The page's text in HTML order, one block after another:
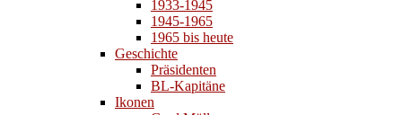
1933-1945
1945-1965
1965 bis heute
Geschichte
Präsidenten
BL-Kapitäne
Ikonen